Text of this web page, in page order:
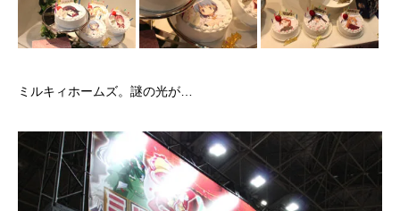
ミルキィホームズ。謎の光が…